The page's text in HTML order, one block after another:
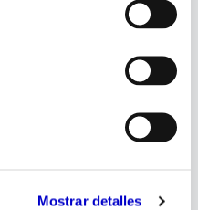
Mostrar detalles